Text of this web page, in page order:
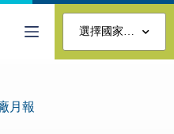
選擇國家…
月報